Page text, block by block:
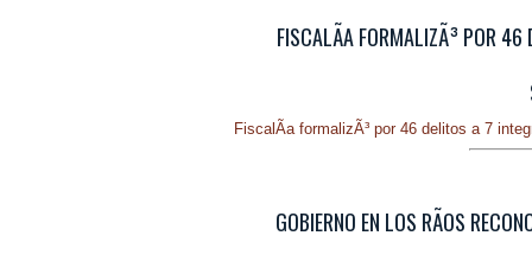
FISCALÃ­A FORMALIZÃ³ POR 46
FiscalÃ­a formalizÃ³ por 46 delitos a 7
GOBIERNO EN LOS RÃ­OS